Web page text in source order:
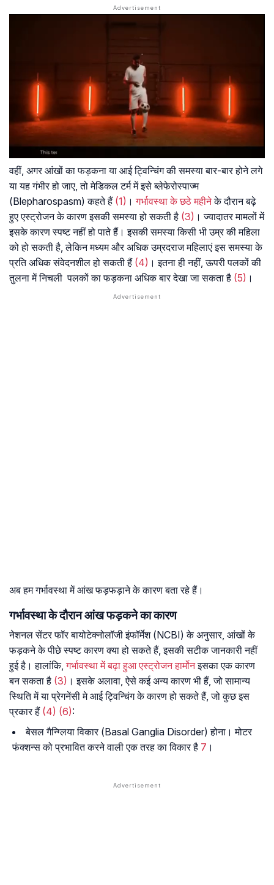
वहीं, अगर आंखों का फड़कना या आई ट्विन्चिंग की समस्या बार-बार होने लगे
या यह गंभीर हो जाए, तो मेडिकल टर्म में इसे ब्लेफेरोस्पाज्म
(Blepharospasm) कहते हैं (1) ।गर्भावस्था के छठे महीनेके दौरान बढ़े
हुए एस्ट्रोजन के कारण इसकी समस्या हो सकती है (3) । ज्यादातर मामलों में
इसके कारण स्पष्ट नहीं हो पाते हैं। इसकी समस्या किसी भी उम्र की महिला
को हो सकती है, लेकिन मध्यम और अधिक उम्रदराज महिलाएं इस समस्या के
प्रति अधिक संवेदनशील हो सकती हैं (4) । इतना ही नहीं, ऊपरी पलकों की
तुलना में निचली पलकों का फड़कना अधिक बार देखा जा सकता है (5) ।
अब हम गर्भावस्था में आंख फड़फड़ाने के कारण बता रहे हैं।
गर्भावस्था के दौरान आंख फड़कने का कारण
नेशनल सेंटर फॉर बायोटेक्नोलॉजी इंफॉर्मेश (NCBI) के अनुसार, आंखों के
फड़कने के पीछे स्पष्ट कारण क्या हो सकते हैं, इसकी सटीक जानकारी नहीं
हुई है। हालांकि,गर्भावस्था में बढ़ा हुआ एस्ट्रोजन हार्मोनइसका एक कारण
बन सकता है (3) । इसके अलावा, ऐसे कई अन्य कारण भी हैं, जो सामान्य
स्थिति में या प्रेगनेंसी मे आई ट्विन्चिंग के कारण हो सकते हैं, जो कुछ इस
प्रकार हैं (4) (6):
बेसल गैन्ग्लिया विकार (Basal Ganglia Disorder) होना। मोटर
फंक्शन्स को प्रभावित करने वाली एक तरह का विकार है 7 ।